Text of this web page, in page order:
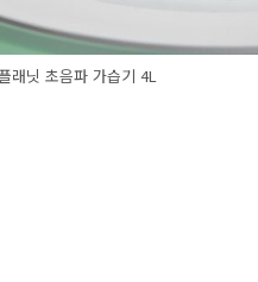
래닛 초음파 가습기 4L